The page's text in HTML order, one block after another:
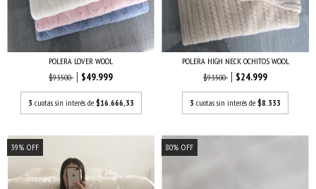
POLERA LOVER WOOL
$93.500
$49.999
3 cuotas sin interés de $16.666,33
POLERA HIGH NECK OCHITOS WOOL
$93.500
$24.999
3 cuotas sin interés de $8.333
39% OFF 80% OFF